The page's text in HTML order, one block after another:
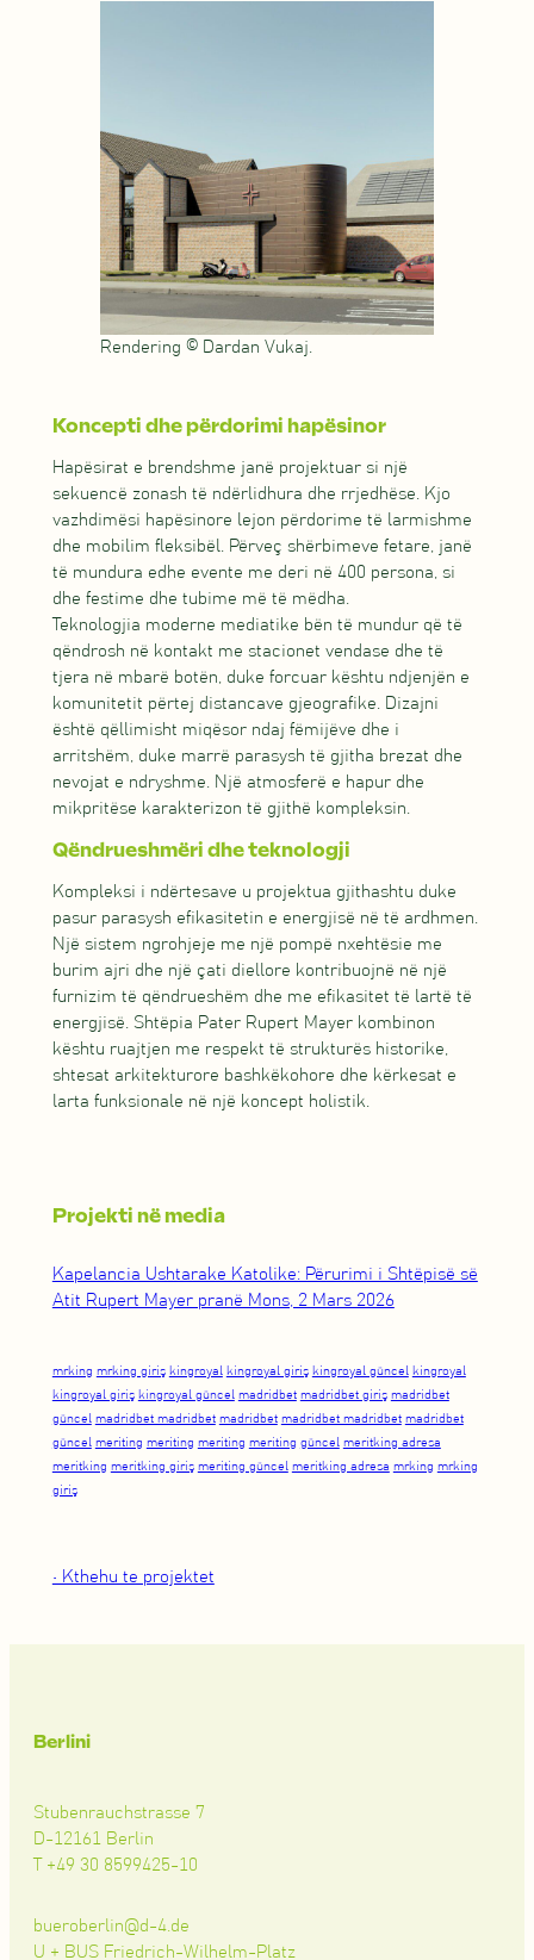
Rendering © Dardan Vukaj.
Koncepti dhe përdorimi hapësinor
Hapësirat e brendshme janë projektuar si një
sekuencë zonash të ndërlidhura dhe rrjedhëse. Kjo
vazhdimësi hapësinore lejon përdorime të larmishme
dhe mobilim fleksibël. Përveç shërbimeve fetare, janë
të mundura edhe evente me deri në 400 persona, si
dhe festime dhe tubime më të mëdha.
Teknologjia moderne mediatike bën të mundur që të
qëndrosh në kontakt me stacionet vendase dhe të
tjera në mbarë botën, duke forcuar kështu ndjenjën e
komunitetit përtej distancave gjeografike. Dizajni
është qëllimisht miqësor ndaj fëmijëve dhe i
arritshëm, duke marrë parasysh të gjitha brezat dhe
nevojat e ndryshme. Një atmosferë e hapur dhe
mikpritëse karakterizon të gjithë kompleksin.
Qëndrueshmëri dhe teknologji
Kompleksi i ndërtesave u projektua gjithashtu duke
pasur parasysh efikasitetin e energjisë në të ardhmen.
Një sistem ngrohjeje me një pompë nxehtësie me
burim ajri dhe një çati diellore kontribuojnë në një
furnizim të qëndrueshëm dhe me efikasitet të lartë të
energjisë. Shtëpia Pater Rupert Mayer kombinon
kështu ruajtjen me respekt të strukturës historike,
shtesat arkitekturore bashkëkohore dhe kërkesat e
larta funksionale në një koncept holistik.
Projekti në media
Kapelancia Ushtarake Katolike: Përurimi i Shtëpisë së
Atit Rupert Mayer pranë Mons, 2 Mars 2026
mrking mrking giriş kingroyal kingroyal giriş kingroyal güncel kingroyal
kingroyal giriş kingroyal güncel madridbet madridbet giriş madridbet
güncel madridbet madridbet madridbet madridbet madridbet madridbet
güncel meriting meriting meriting meriting güncel meritking adresa
meritking meritking giriş meriting güncel meritking adresa mrking mrking
giriş
• Kthehu te projektet
Berlini
Stubenrauchstrasse 7
D-12161 Berlin
T +49 30 8599425-10
bueroberlin@d-4.de
U + BUS Friedrich-Wilhelm-Platz